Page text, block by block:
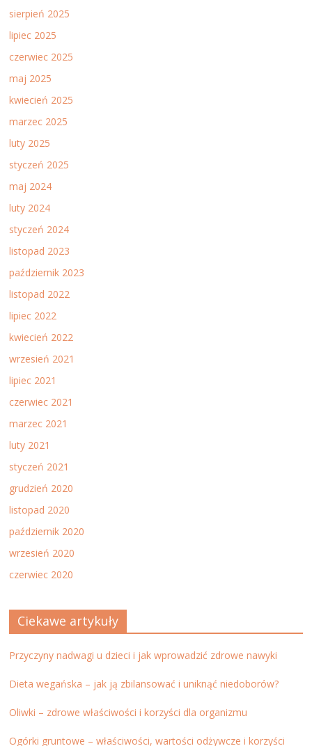
sierpień 2025
lipiec 2025
czerwiec 2025
maj 2025
kwiecień 2025
marzec 2025
luty 2025
styczeń 2025
maj 2024
luty 2024
styczeń 2024
listopad 2023
październik 2023
listopad 2022
lipiec 2022
kwiecień 2022
wrzesień 2021
lipiec 2021
czerwiec 2021
marzec 2021
luty 2021
styczeń 2021
grudzień 2020
listopad 2020
październik 2020
wrzesień 2020
czerwiec 2020
Ciekawe artykuły
Przyczyny nadwagi u dzieci i jak wprowadzić zdrowe nawyki
Dieta wegańska – jak ją zbilansować i uniknąć niedoborów?
Oliwki – zdrowe właściwości i korzyści dla organizmu
Ogórki gruntowe – właściwości, wartości odżywcze i korzyści